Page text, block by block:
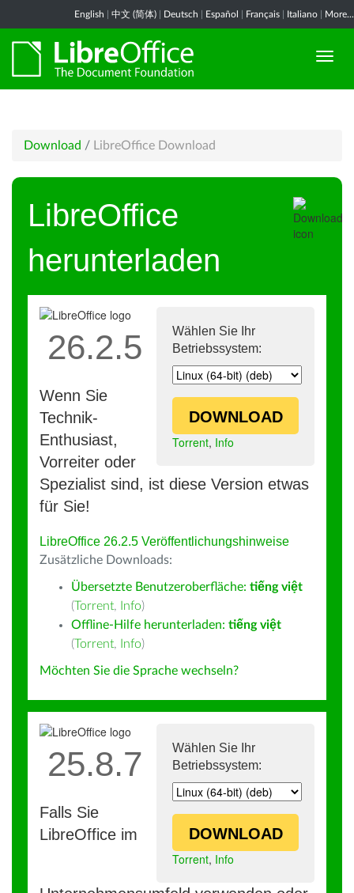
English 中文 (简体) Deutsch Español Français Italiano More...
Download / LibreOffice Download
LibreOffice
herunterladen
Wählen Sie Ihr
Betriebssystem:
DOWNLOAD
Torrent, Info
26.2.5
Wenn Sie
Technik-
Enthusiast,
Vorreiter oder
Spezialist sind, ist diese Version etwas
für Sie!
LibreOffice 26.2.5 Veröffentlichungshinweise
Zusätzliche Downloads:
Übersetzte Benutzeroberfläche: tiếng việt
(Torrent, Info)
Offline-Hilfe herunterladen: tiếng việt
(Torrent, Info)
Möchten Sie die Sprache wechseln?
Wählen Sie Ihr
Betriebssystem:
DOWNLOAD
Torrent, Info
25.8.7
Falls Sie
LibreOffice im